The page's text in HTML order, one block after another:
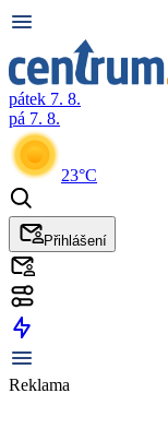
pátek 7. 8.
pá 7. 8.
23°C
Přihlášení
Reklama